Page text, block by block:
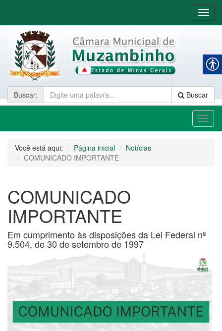
Buscar: Buscar
Você está aqui:
Página inicial
Notícias
COMUNICADO IMPORTANTE
COMUNICADO
IMPORTANTE
Em cumprimento às disposições da Lei Federal nº
9.504, de 30 de setembro de 1997